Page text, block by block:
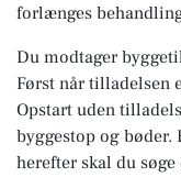
forlænges
Du modtager
Først når tilladelsen
Opstart uden
byggestop og
herefter skal du